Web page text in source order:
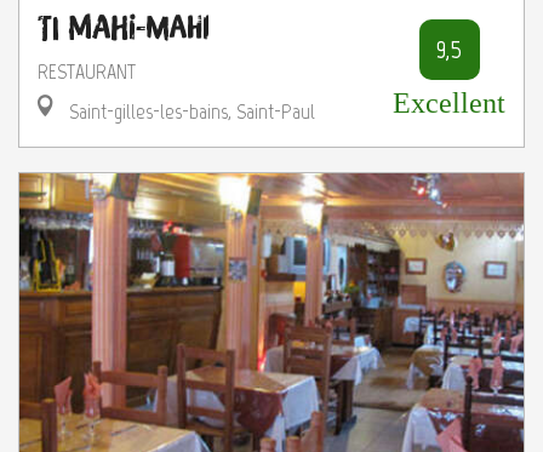
Ti Mahi-Mahi
RESTAURANT
Saint-gilles-les-bains, Saint-Paul
9,5
Excellent